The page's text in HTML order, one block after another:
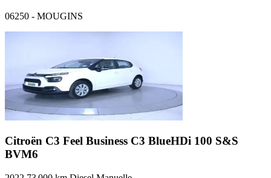
06250 - MOUGINS
Citroën C3 Feel Business C3 BlueHDi 100 S&S
BVM6